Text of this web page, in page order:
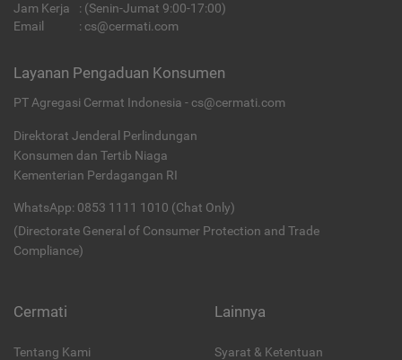
Jam Kerja
: (Senin-Jumat 9:00-17:00)
Email
: cs@cermati.com
Layanan Pengaduan Konsumen
PT Agregasi Cermat Indonesia - cs@cermati.com
Direktorat Jenderal Perlindungan
Konsumen dan Tertib Niaga
Kementerian Perdagangan RI
WhatsApp: 0853 1111 1010 (Chat Only)
(Directorate General of Consumer Protection and Trade
Compliance)
Cermati
Tentang Kami
Lainnya
Syarat & Ketentuan